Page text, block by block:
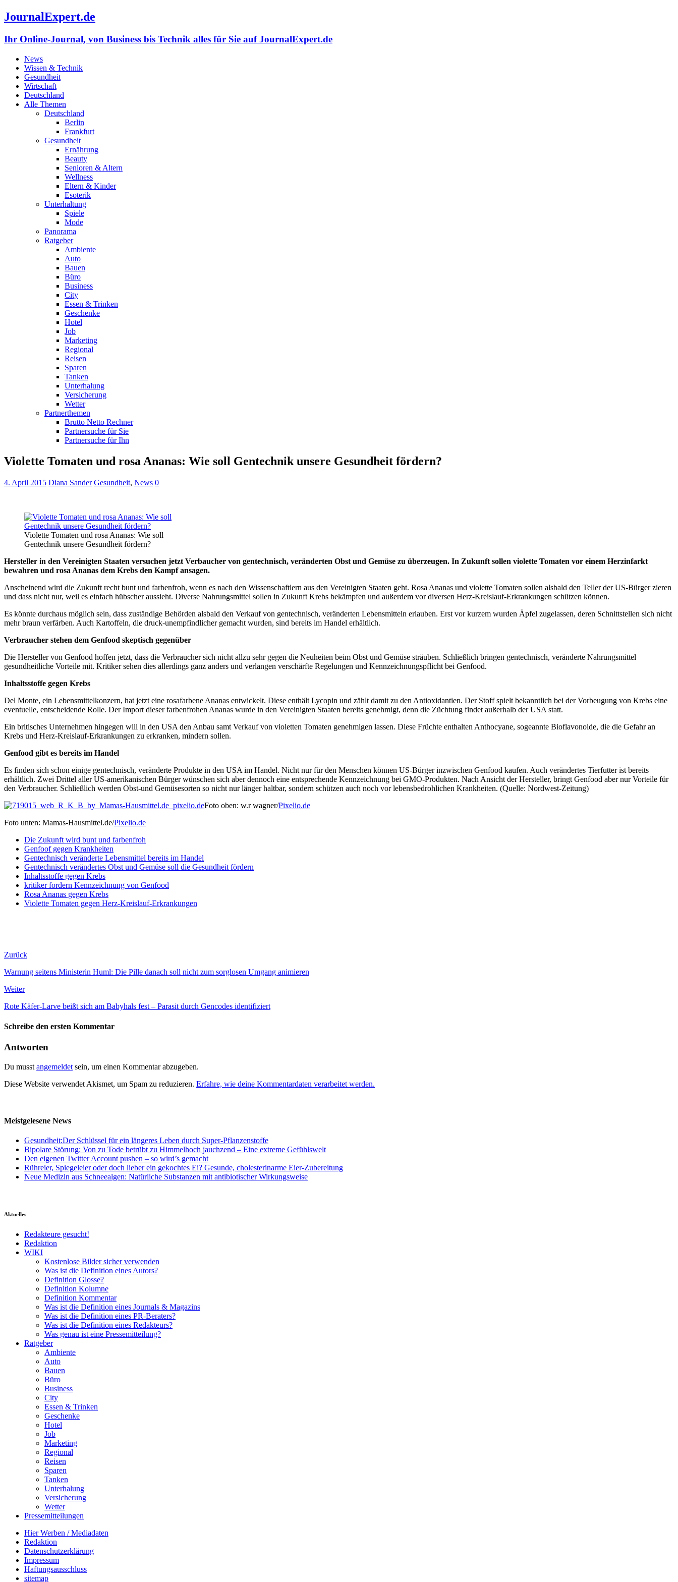
JournalExpert.de
Ihr Online-Journal, von Business bis Technik alles für Sie auf JournalExpert.de
News
Wissen & Technik
Gesundheit
Wirtschaft
Deutschland
Alle Themen
Deutschland
Berlin
Frankfurt
Gesundheit
Ernährung
Beauty
Senioren & Altern
Wellness
Eltern & Kinder
Esoterik
Unterhaltung
Spiele
Mode
Panorama
Ratgeber
Ambiente
Auto
Bauen
Büro
Business
City
Essen & Trinken
Geschenke
Hotel
Job
Marketing
Regional
Reisen
Sparen
Tanken
Unterhalung
Versicherung
Wetter
Partnerthemen
Brutto Netto Rechner
Partnersuche für Sie
Partnersuche für Ihn
Violette Tomaten und rosa Ananas: Wie soll Gentechnik unsere Gesundheit fördern?
4. April 2015 Diana Sander Gesundheit, News 0
Violette Tomaten und rosa Ananas: Wie soll
Gentechnik unsere Gesundheit fördern?
Hersteller in den Vereinigten Staaten versuchen jetzt Verbaucher von gentechnisch, veränderten Obst und Gemüse zu überzeugen. In Zukunft sollen violette Tomaten vor einem Herzinfarkt
bewahren und rosa Ananas dem Krebs den Kampf ansagen.
Anscheinend wird die Zukunft recht bunt und farbenfroh, wenn es nach den Wissenschaftlern aus den Vereinigten Staaten geht. Rosa Ananas und violette Tomaten sollen alsbald den Teller der US-Bürger zieren
und dass nicht nur, weil es einfach hübscher aussieht. Diverse Nahrungsmittel sollen in Zukunft Krebs bekämpfen und außerdem vor diversen Herz-Kreislauf-Erkrankungen schützen können.
Es könnte durchaus möglich sein, dass zuständige Behörden alsbald den Verkauf von gentechnisch, veränderten Lebensmitteln erlauben. Erst vor kurzem wurden Äpfel zugelassen, deren Schnittstellen sich nicht
mehr braun verfärben. Auch Kartoffeln, die druck-unempfindlicher gemacht wurden, sind bereits im Handel erhältlich.
Verbraucher stehen dem Genfood skeptisch gegenüber
Die Hersteller von Genfood hoffen jetzt, dass die Verbraucher sich nicht allzu sehr gegen die Neuheiten beim Obst und Gemüse sträuben. Schließlich bringen gentechnisch, veränderte Nahrungsmittel
gesundheitliche Vorteile mit. Kritiker sehen dies allerdings ganz anders und verlangen verschärfte Regelungen und Kennzeichnungspflicht bei Genfood.
Inhaltsstoffe gegen Krebs
Del Monte, ein Lebensmittelkonzern, hat jetzt eine rosafarbene Ananas entwickelt. Diese enthält Lycopin und zählt damit zu den Antioxidantien. Der Stoff spielt bekanntlich bei der Vorbeugung von Krebs eine
eventuelle, entscheidende Rolle. Der Import dieser farbenfrohen Ananas wurde in den Vereinigten Staaten bereits genehmigt, denn die Züchtung findet außerhalb der USA statt.
Ein britisches Unternehmen hingegen will in den USA den Anbau samt Verkauf von violetten Tomaten genehmigen lassen. Diese Früchte enthalten Anthocyane, sogeannte Bioflavonoide, die die Gefahr an
Krebs und Herz-Kreislauf-Erkrankungen zu erkranken, mindern sollen.
Genfood gibt es bereits im Handel
Es finden sich schon einige gentechnisch, veränderte Produkte in den USA im Handel. Nicht nur für den Menschen können US-Bürger inzwischen Genfood kaufen. Auch verändertes Tierfutter ist bereits
erhältlich. Zwei Drittel aller US-amerikanischen Bürger wünschen sich aber dennoch eine entsprechende Kennzeichnung bei GMO-Produkten. Nach Ansicht der Hersteller, bringt Genfood aber nur Vorteile für
den Verbraucher. Schließlich werden Obst-und Gemüsesorten so nicht nur länger haltbar, sondern schützen auch noch vor lebensbedrohlichen Krankheiten. (Quelle: Nordwest-Zeitung)
Foto oben: w.r wagner/Pixelio.de
Foto unten: Mamas-Hausmittel.de/Pixelio.de
Die Zukunft wird bunt und farbenfroh
Genfoof gegen Krankheiten
Gentechnisch veränderte Lebensmittel bereits im Handel
Gentechnisch verändertes Obst und Gemüse soll die Gesundheit fördern
Inhaltsstoffe gegen Krebs
kritiker fordern Kennzeichnung von Genfood
Rosa Ananas gegen Krebs
Violette Tomaten gegen Herz-Kreislauf-Erkrankungen
Zurück
Warnung seitens Ministerin Huml: Die Pille danach soll nicht zum sorglosen Umgang animieren
Weiter
Rote Käfer-Larve beißt sich am Babyhals fest – Parasit durch Gencodes identifiziert
Schreibe den ersten Kommentar
Antworten
Du musst angemeldet sein, um einen Kommentar abzugeben.
Diese Website verwendet Akismet, um Spam zu reduzieren. Erfahre, wie deine Kommentardaten verarbeitet werden.
Meistgelesene News
Gesundheit:Der Schlüssel für ein längeres Leben durch Super-Pflanzenstoffe
Bipolare Störung: Von zu Tode betrübt zu Himmelhoch jauchzend – Eine extreme Gefühlswelt
Den eigenen Twitter Account pushen – so wird’s gemacht
Rühreier, Spiegeleier oder doch lieber ein gekochtes Ei? Gesunde, cholesterinarme Eier-Zubereitung
Neue Medizin aus Schneealgen: Natürliche Substanzen mit antibiotischer Wirkungsweise
Aktuelles
Redakteure gesucht!
Redaktion
WIKI
Kostenlose Bilder sicher verwenden
Was ist die Definition eines Autors?
Definition Glosse?
Definition Kolumne
Definition Kommentar
Was ist die Definition eines Journals & Magazins
Was ist die Definition eines PR-Beraters?
Was ist die Definition eines Redakteurs?
Was genau ist eine Pressemitteilung?
Ratgeber
Ambiente
Auto
Bauen
Büro
Business
City
Essen & Trinken
Geschenke
Hotel
Job
Marketing
Regional
Reisen
Sparen
Tanken
Unterhalung
Versicherung
Wetter
Pressemitteilungen
Hier Werben / Mediadaten
Redaktion
Datenschutzerklärung
Impressum
Haftungsausschluss
sitemap